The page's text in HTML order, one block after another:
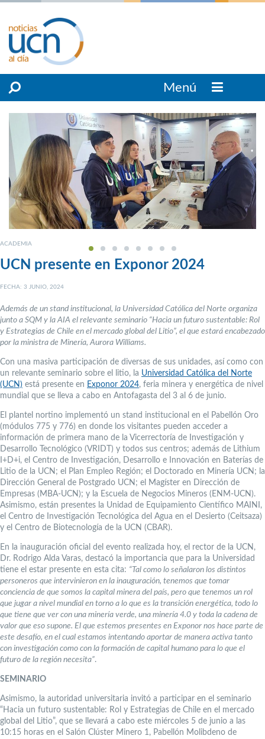
Menú
ACADEMIA
UCN presente en Exponor 2024
FECHA: 3 JUNIO, 2024
Además de un stand institucional, la Universidad Católica del Norte organiza
junto a SQM y la AIA el relevante seminario “Hacia un futuro sustentable: Rol
y Estrategias de Chile en el mercado global del Litio”, el que estará encabezado
por la ministra de Minería, Aurora Williams.
Con una masiva participación de diversas de sus unidades, así como con
un relevante seminario sobre el litio, la Universidad Católica del Norte
(UCN) está presente en Exponor 2024, feria minera y energética de nivel
mundial que se lleva a cabo en Antofagasta del 3 al 6 de junio.
El plantel nortino implementó un stand institucional en el Pabellón Oro
(módulos 775 y 776) en donde los visitantes pueden acceder a
información de primera mano de la Vicerrectoría de Investigación y
Desarrollo Tecnológico (VRIDT) y todos sus centros; además de Lithium
I+D+i, el Centro de Investigación, Desarrollo e Innovación en Baterías de
Litio de la UCN; el Plan Empleo Región; el Doctorado en Minería UCN; la
Dirección General de Postgrado UCN; el Magíster en Dirección de
Empresas (MBA-UCN); y la Escuela de Negocios Mineros (ENM-UCN).
Asimismo, están presentes la Unidad de Equipamiento Científico MAINI,
el Centro de Investigación Tecnológica del Agua en el Desierto (Ceitsaza)
y el Centro de Biotecnología de la UCN (CBAR).
En la inauguración oficial del evento realizada hoy, el rector de la UCN,
Dr. Rodrigo Alda Varas, destacó la importancia que para la Universidad
tiene el estar presente en esta cita: “Tal como lo señalaron los distintos
personeros que intervinieron en la inauguración, tenemos que tomar
conciencia de que somos la capital minera del país, pero que tenemos un rol
que jugar a nivel mundial en torno a lo que es la transición energética, todo lo
que tiene que ver con una minería verde, una minería 4.0 y toda la cadena de
valor que eso supone. El que estemos presentes en Exponor nos hace parte de
este desafío, en el cual estamos intentando aportar de manera activa tanto
con investigación como con la formación de capital humano para lo que el
futuro de la región necesita”.
SEMINARIO
Asimismo, la autoridad universitaria invitó a participar en el seminario
“Hacia un futuro sustentable: Rol y Estrategias de Chile en el mercado
global del Litio”, que se llevará a cabo este miércoles 5 de junio a las
10:15 horas en el Salón Clúster Minero 1, Pabellón Molibdeno de